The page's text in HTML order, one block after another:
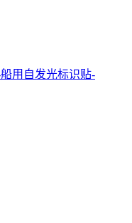
用自发光标识贴-